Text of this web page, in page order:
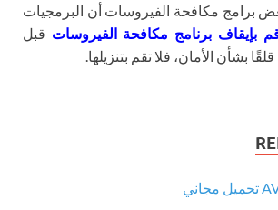
برامج مكافحة الفيروسات أن البرمجيات
بإيقاف برنامج مكافحة الفيروسات قبل
بشأن الأمان، فلا تقم بتنزيلها.